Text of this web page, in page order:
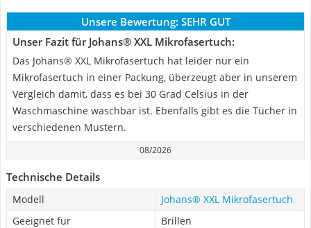
Unsere Bewertung: SEHR GUT
Unser Fazit für Johans® XXL Mikrofasertuch:
Das Johans® XXL Mikrofasertuch hat leider nur ein
Mikrofasertuch in einer Packung, überzeugt aber in unserem
Vergleich damit, dass es bei 30 Grad Celsius in der
Waschmaschine waschbar ist. Ebenfalls gibt es die Tücher in
verschiedenen Mustern.
08/2026
Technische Details
Modell
Johans® XXL Mikrofasertuch
Geeignet für
Brillen